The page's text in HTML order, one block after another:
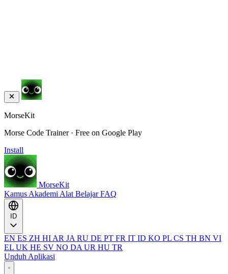
MorseKit
Morse Code Trainer · Free on Google Play
Install
MorseKit
Kamus Akademi Alat BelajarFAQ
EN ES ZH HI AR JA RU DE PT FR IT ID KO PL CS TH BN VI
EL UK HE SV NO DA UR HU TR
Unduh Aplikasi